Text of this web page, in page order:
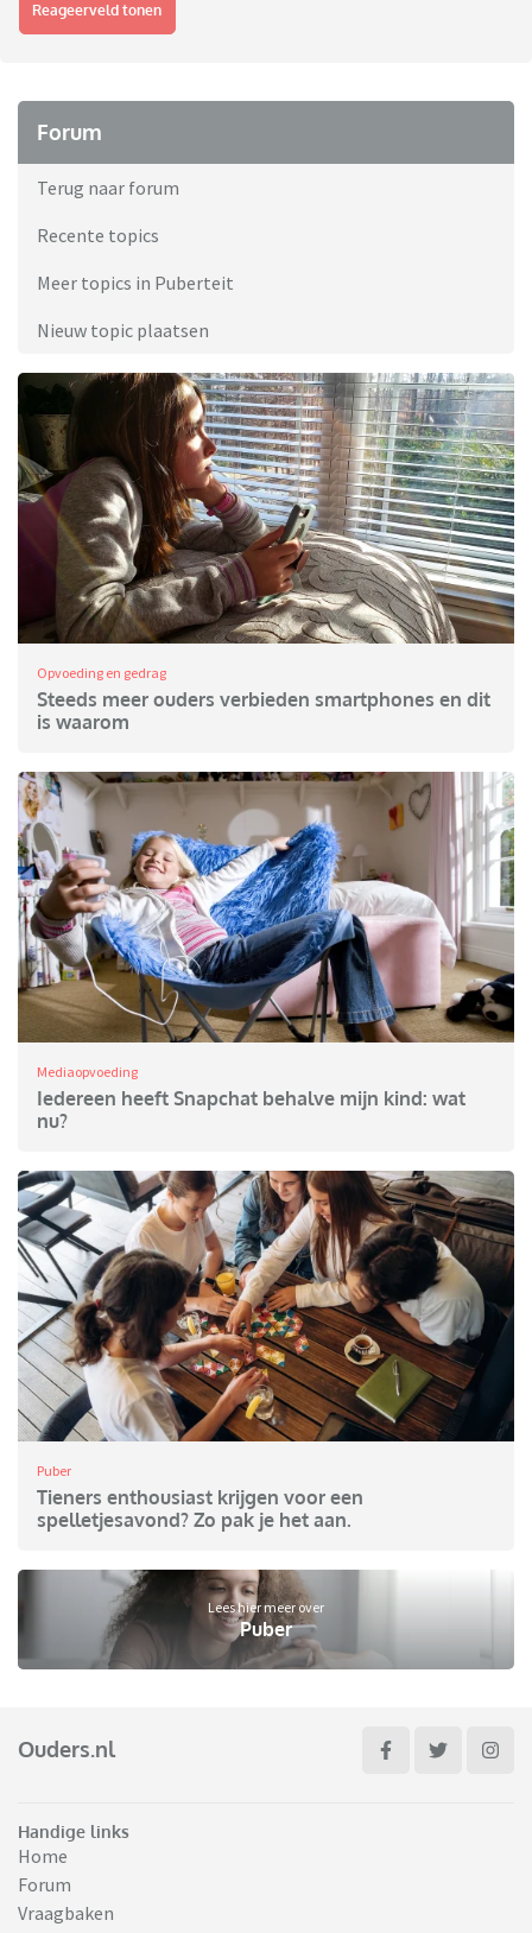
Reageerveld tonen
Forum
Terug naar forum
Recente topics
Meer topics in Puberteit
Nieuw topic plaatsen
Opvoeding en gedrag
Steeds meer ouders verbieden smartphones en dit
is waarom
Mediaopvoeding
Iedereen heeft Snapchat behalve mijn kind: wat
nu?
Puber
Tieners enthousiast krijgen voor een
spelletjesavond? Zo pak je het aan.
Lees hier meer over
Puber
Ouders.nl
Handige links
Home
Forum
Vraagbaken